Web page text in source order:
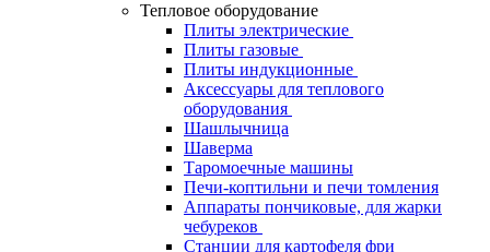
Тепловое оборудование
Плиты электрические
Плиты газовые
Плиты индукционные
Аксессуары для теплового
оборудования
Шашлычница
Шаверма
Таромоечные машины
Печи-коптильни и печи томления
Аппараты пончиковые, для жарки
чебуреков
Станции для картофеля фри